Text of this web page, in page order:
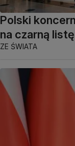
Polski
na czarną
ZE ŚWIATA